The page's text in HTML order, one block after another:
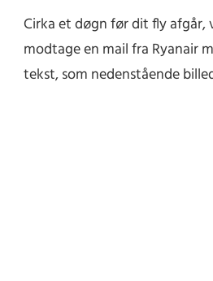
Cirka et døgn før dit fly afgår,
modtage en mail fra Ryanair
tekst, som nedenstående